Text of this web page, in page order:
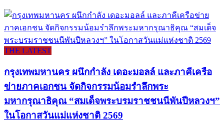
THE LATEST
กรุงเทพมหานคร ผนึกกำลัง เดอะมอลล์ และภาคีเครือ
ข่ายภาคเอกชน จัดกิจกรรมน้อมรำลึกพระ
มหากรุณาธิคุณ “สมเด็จพระบรมราชชนนีพันปีหลวงฯ”
ในโอกาสวันแม่แห่งชาติ 2569